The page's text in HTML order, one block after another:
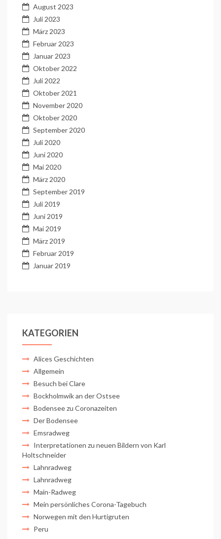
August 2023
Juli 2023
März 2023
Februar 2023
Januar 2023
Oktober 2022
Juli 2022
Oktober 2021
November 2020
Oktober 2020
September 2020
Juli 2020
Juni 2020
Mai 2020
März 2020
September 2019
Juli 2019
Juni 2019
Mai 2019
März 2019
Februar 2019
Januar 2019
KATEGORIEN
Alices Geschichten
Allgemein
Besuch bei Clare
Bockholmwik an der Ostsee
Bodensee zu Coronazeiten
Der Bodensee
Emsradweg
Interpretationen zu neuen Bildern von Karl
Holtschneider
Lahnradweg
Lahnradweg
Main-Radweg
Mein persönliches Corona-Tagebuch
Norwegen mit den Hurtigruten
Peru